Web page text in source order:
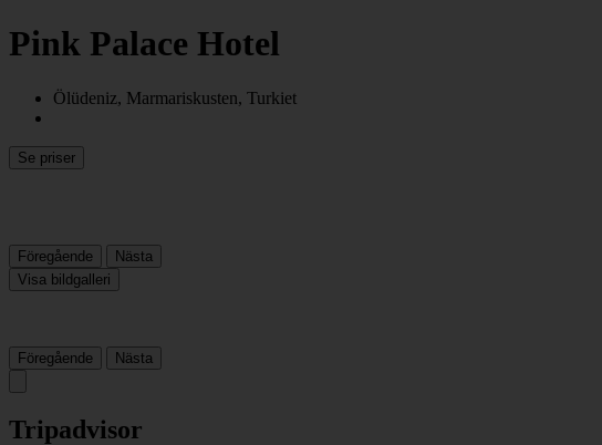
Pink Palace Hotel
Ölüdeniz, Marmariskusten, Turkiet
Se priser
Föregående
Nästa
Visa bildgalleri
Föregående Nästa
Tripadvisor